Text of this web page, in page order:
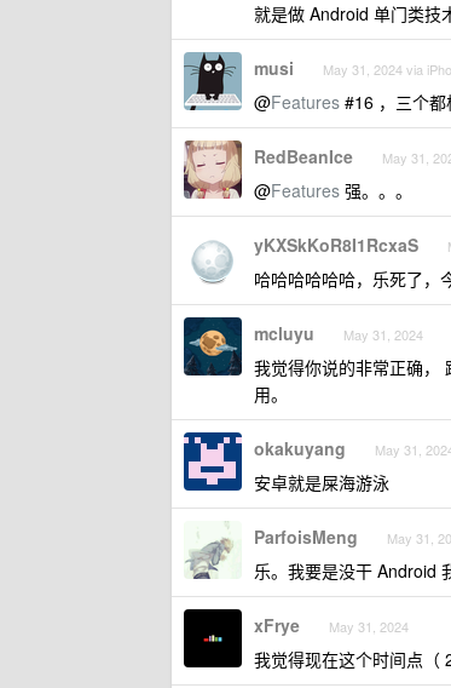
就是做 Android 单门类技
musi May 31, 2024 via
@Features #16 ，三个
RedBeanIce May 31,
@Features 强。。。
yKXSkKoR8I1RcxaS
哈哈哈哈哈哈，乐死了，
mcluyu May 31, 2024
我觉得你说的非常正确，
用。
okakuyang May 31,
安卓就是屎海游泳
ParfoisMeng May 31,
乐。我要是没干 Android
xFrye May 31, 2024
我觉得现在这个时间点（